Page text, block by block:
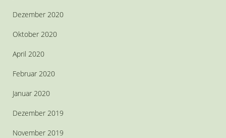
Dezember 2020
Oktober 2020
April 2020
Februar 2020
Januar 2020
Dezember 2019
November 2019